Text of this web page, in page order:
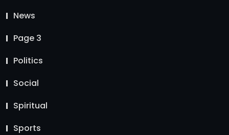
News
Page 3
Politics
Social
Spiritual
Sports